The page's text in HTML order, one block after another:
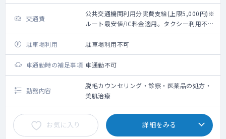
交通費
公共交通機関利用分実費支給(上限5,000円)※
ルート最安値/IC料金適用。タクシー利用不
可。
駐車場利用
駐車場利用不可
車通勤時の補足事項 車通勤不可
勤務内容
脱毛カウンセリング・診察・医薬品の処方・
美肌治療
お気に入り 詳細をみる